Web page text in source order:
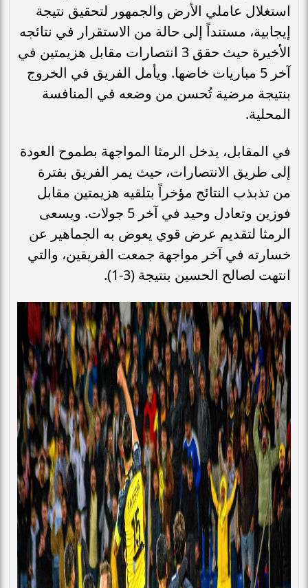
استغلال عاملي الأرض والجمهور لتحقيق نتيجة
إيجابية، مستنداً إلى حالة من الاستقرار في نتائجه
الأخيرة حيث حقق 3 انتصارات مقابل هزيمتين في
آخر 5 مباريات خاضها. ويأمل الفريق في الخروج
بنتيجة مرضية تُحسن من وضعه في المنافسة
المحلية.
في المقابل، يدخل الرمثا المواجهة بطموح العودة
إلى طريق الانتصارات، حيث يمر الفريق بفترة
من تذبذب النتائج مؤخراً بتلقيه هزيمتين مقابل
فوزين وتعادل وحيد في آخر 5 جولات. ويسعى
الرمثا لتقديم عرض قوي يعوض به الجماهير عن
خسارته في آخر مواجهة جمعت الفريقين، والتي
انتهت لصالح الحسين بنتيجة (3-1).